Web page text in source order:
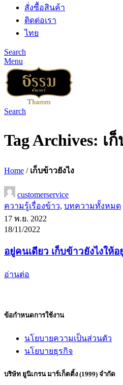
สั่งซื้อสินค้า
ติดต่อเรา
ไทย
Search
Menu
Search
Tag Archives: เ
Home / เก็บข้าวยังไง
customerservice
ความรู้เรื่องข้าว, บทความทั้งหมด
17 พ.ย. 2022
18/11/2022
อยู่คนเดียว เก็บข้าวยังไงให้
อ่านต่อ
ข้อกำหนดการใช้งาน
นโยบายความเป็นส่วนตัว
นโยบายธุรกิจ
บริษัท ยูนิเกรน มาร์เก็ตติ้ง (1999) จำกัด